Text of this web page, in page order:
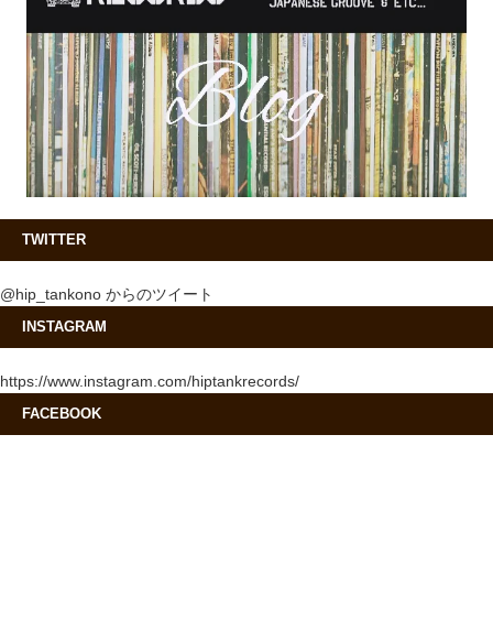
TWITTER
@hip_tankono からのツイート
INSTAGRAM
https://www.instagram.com/hiptankrecords/
FACEBOOK